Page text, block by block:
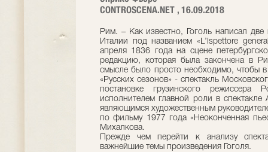
CONTROSCENA.NET , 16.09.2018
Рим. – Как известно, Гоголь написал
Италии под названием «L’Ispettore
апреля 1836 года на сцене
редакцию, которая была закончена в
смысле было просто необходимо, чтобы
«Русских сезонов» - спектакль
постановке грузинского режиссера
исполнителем главной роли в
являющимся художественным
по фильму 1977 года «Неоконченная
Михалкова.
Прежде чем перейти к анализу
важнейшие темы произведения Гоголя.